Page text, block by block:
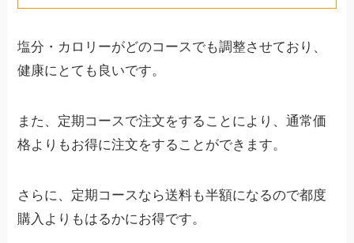
塩分・カロリーがどのコースでも調整させており、
健康にとても良いです。
また、定期コースで注文をすることにより、通常価
格よりもお得に注文をすることができます。
さらに、定期コースなら送料も半額になるので都度
購入よりもはるかにお得です。